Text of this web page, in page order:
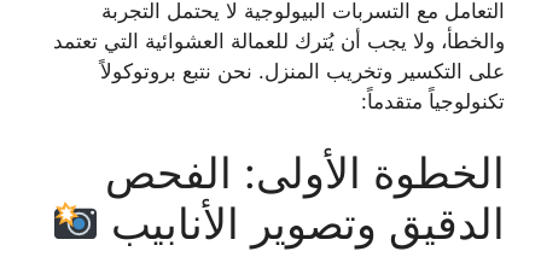
التعامل مع التسربات البيولوجية لا يحتمل التجربة
والخطأ، ولا يجب أن يُترك للعمالة العشوائية التي تعتمد
على التكسير وتخريب المنزل. نحن نتبع بروتوكولاً
تكنولوجياً متقدماً:
الخطوة الأولى: الفحص
الدقيق وتصوير الأنابيب